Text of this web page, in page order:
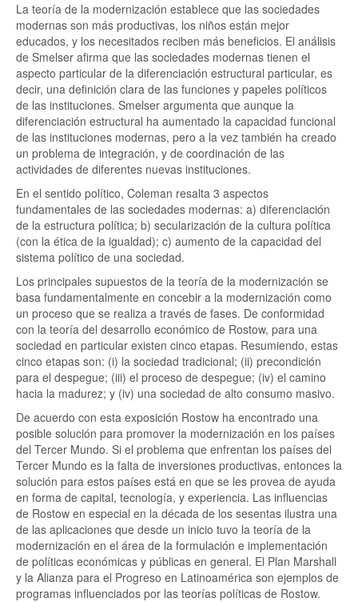
La teoría de la modernización establece que las sociedades
modernas son más productivas, los niños están mejor
educados, y los necesitados reciben más beneficios. El análisis
de Smelser afirma que las sociedades modernas tienen el
aspecto particular de la diferenciación estructural particular, es
decir, una definición clara de las funciones y papeles políticos
de las instituciones. Smelser argumenta que aunque la
diferenciación estructural ha aumentado la capacidad funcional
de las instituciones modernas, pero a la vez también ha creado
un problema de integración, y de coordinación de las
actividades de diferentes nuevas instituciones.
En el sentido político, Coleman resalta 3 aspectos
fundamentales de las sociedades modernas: a) diferenciación
de la estructura política; b) secularización de la cultura política
(con la ética de la igualdad); c) aumento de la capacidad del
sistema político de una sociedad.
Los principales supuestos de la teoría de la modernización se
basa fundamentalmente en concebir a la modernización como
un proceso que se realiza a través de fases. De conformidad
con la teoría del desarrollo económico de Rostow, para una
sociedad en particular existen cinco etapas. Resumiendo, estas
cinco etapas son: (i) la sociedad tradicional; (ii) precondición
para el despegue; (iii) el proceso de despegue; (iv) el camino
hacia la madurez; y (iv) una sociedad de alto consumo masivo.
De acuerdo con esta exposición Rostow ha encontrado una
posible solución para promover la modernización en los países
del Tercer Mundo. Si el problema que enfrentan los países del
Tercer Mundo es la falta de inversiones productivas, entonces la
solución para estos países está en que se les provea de ayuda
en forma de capital, tecnología, y experiencia. Las influencias
de Rostow en especial en la década de los sesentas ilustra una
de las aplicaciones que desde un inicio tuvo la teoría de la
modernización en el área de la formulación e implementación
de políticas económicas y públicas en general. El Plan Marshall
y la Alianza para el Progreso en Latinoamérica son ejemplos de
programas influenciados por las teorías políticas de Rostow.